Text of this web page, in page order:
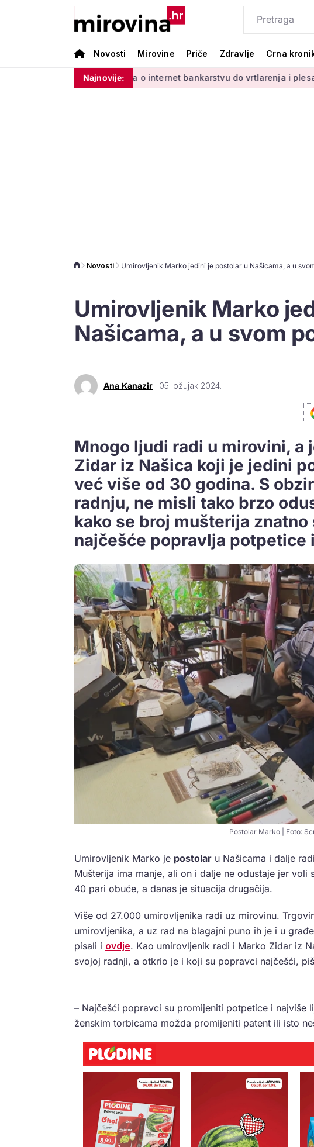
Novosti Mirovine Priče Zdravlje Crna
Najnovije:
Od učenja o internet bankarstvu do vrtlarenja i plesa: 'Da starije
Novosti
Umirovljenik Marko
Našicama, a u svom
Ana Kanazir 05. ožujak 2024.
Mnogo ljudi radi u mirovini, a
Zidar iz Našica koji je jedini
već više od 30 godina. S
radnju, ne misli tako brzo
kako se broj mušterija
najčešće popravlja potpetice
Postolar Marko | Foto:
Umirovljenik Marko je postolar u Našicama i dalje
Mušterija ima manje, ali on i dalje ne odustaje jer
40 pari obuće, a danas je situacija drugačija.
Više od 27.000 umirovljenika radi uz mirovinu.
umirovljenika, a uz rad na blagajni puno ih je i u
pisali i ovdje. Kao umirovljenik radi i Marko Zidar iz
svojoj radnji, a otkrio je i koji su popravci najčešći,
– Najčešći popravci su promijeniti potpetice i najviše
ženskim torbicama možda promijeniti patent ili isto